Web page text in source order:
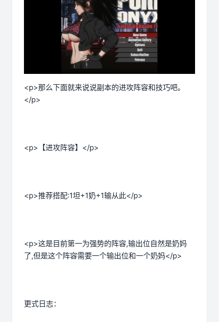
<p>那么下面就来说说副本的进攻阵容和技巧吧。
</p>
<p>【进攻阵容】</p>
<p>推荐搭配:1坦+1奶+1输从此</p>
<p>这是目前第一为强势的阵容,输出位自然是奶妈
了,但是这个阵容需要一个输出位和一个奶妈</p>
更式日志：